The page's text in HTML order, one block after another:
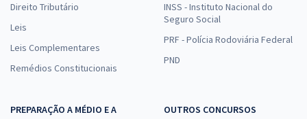
Direito Tributário
Leis
Leis Complementares
Remédios Constitucionais
INSS - Instituto Nacional do
Seguro Social
PRF - Polícia Rodoviária Federal
PND
PREPARAÇÃO A MÉDIO E A
OUTROS CONCURSOS